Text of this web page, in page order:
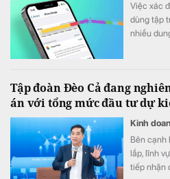
Việc xác
dùng tập
nhiều
Tập đoàn Đèo Cả đang
án với tổng mức đầu tư dự
Kinh
Bên cạnh
lắp, lĩnh
tiếp nhận